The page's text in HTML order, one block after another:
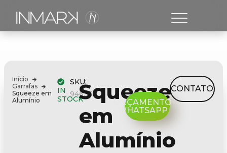
Início
Garrafas
Squeeze em
Alumínio
IN
STOCK
SKU:
94633
Squeeze
em
Alumínio
ORÇAMENTO
WHATSAPP
CONTATO